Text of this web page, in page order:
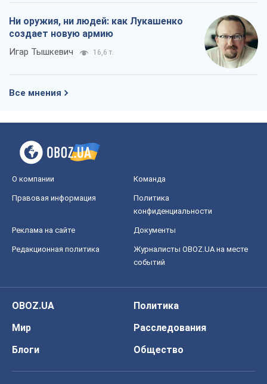
Ни оружия, ни людей: как Лукашенко
создает новую армию
Игар Тышкевич 16,6 т.
Все мнения
О компании Команда
Правовая информация
Политика
конфиденциальности
Реклама на сайте Документы
Редакционная политика
Журналисты OBOZ.UA на месте
событий
OBOZ.UA
Политика
Мир
Расследования
Блоги
Общество